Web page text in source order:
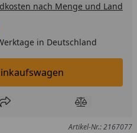
nach Menge und Land
in Deutschland
In den Einkaufswagen legen
hinzufügen
Teilen Produkt
Artikel-Nr.: 2167077